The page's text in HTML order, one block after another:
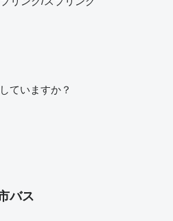
ていますか？
バス